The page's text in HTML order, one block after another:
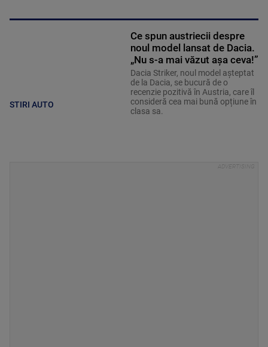
STIRI AUTO
Ce spun austriecii despre
noul model lansat de Dacia.
„Nu s-a mai văzut așa ceva!”
Dacia Striker, noul model așteptat
de la Dacia, se bucură de o
recenzie pozitivă în Austria, care îl
consideră cea mai bună opțiune în
clasa sa.